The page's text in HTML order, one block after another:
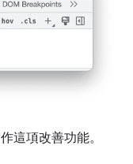
這項改善功能。